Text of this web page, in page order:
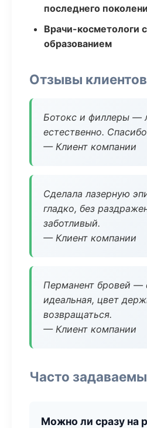
последнего
Врачи-косметологи
образованием
Отзывы клиентов
Ботокс и филлеры —
естественно.
— Клиент компании
Сделала лазерную
гладко, без
заботливый.
— Клиент компании
Перманент бровей —
идеальная, цвет
возвращаться.
— Клиент компании
Часто
Можно ли сразу на